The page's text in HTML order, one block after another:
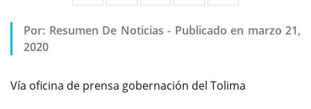
Por: Resumen De Noticias - Publicado en marzo 21,
2020
Vía oficina de prensa gobernación del Tolima